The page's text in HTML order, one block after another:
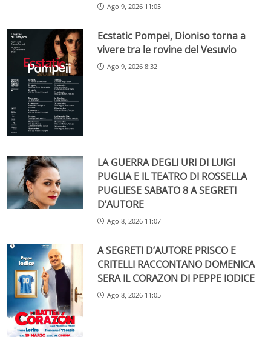
Ago 9, 2026 11:05
Ecstatic Pompei, Dioniso torna a
vivere tra le rovine del Vesuvio
Ago 9, 2026 8:32
LA GUERRA DEGLI URI DI LUIGI
PUGLIA E IL TEATRO DI ROSSELLA
PUGLIESE SABATO 8 A SEGRETI
D’AUTORE
Ago 8, 2026 11:07
A SEGRETI D’AUTORE PRISCO E
CRITELLI RACCONTANO DOMENICA
SERA IL CORAZON DI PEPPE IODICE
Ago 8, 2026 11:05